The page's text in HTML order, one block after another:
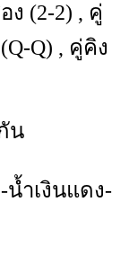
(2-2) , คู่
Q) , คู่คิง
น
ำเงินแดง-